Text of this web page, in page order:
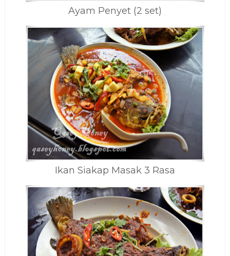
Ayam Penyet (2 set)
Ikan Siakap Masak 3 Rasa